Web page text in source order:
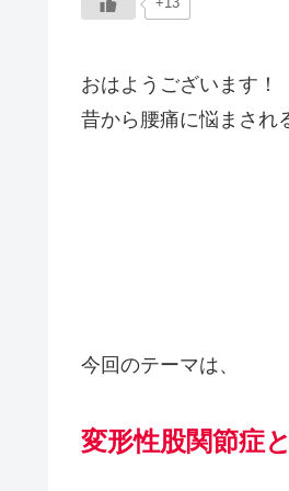
おはようございます！
昔から腰痛に悩まされ
今回のテーマは、
変形性股関節症